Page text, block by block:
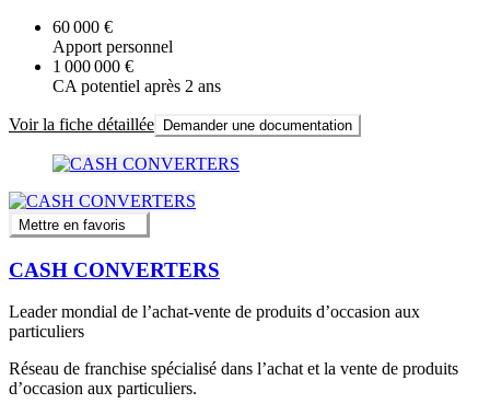
60 000 €
Apport personnel
1 000 000 €
CA potentiel après 2 ans
Voir la fiche détaillée Demander une documentation
Mettre en favoris
CASH CONVERTERS
Leader mondial de l’achat-vente de produits d’occasion aux
particuliers
Réseau de franchise spécialisé dans l’achat et la vente de produits
d’occasion aux particuliers.